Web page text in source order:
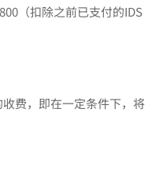
（扣除之前已支付的IDS
费，即在一定条件下，将